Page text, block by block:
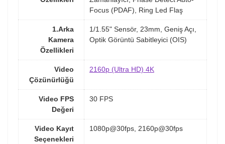
Focus (PDAF), Ring Led Flaş
1.Arka
Kamera
Özellikleri
1/1.55" Sensör, 23mm, Geniş Açı,
Optik Görüntü Sabitleyici (OIS)
Video
Çözünürlüğü
2160p (Ultra HD) 4K
Video FPS
Değeri
30 FPS
Video Kayıt
Seçenekleri
1080p@30fps, 2160p@30fps